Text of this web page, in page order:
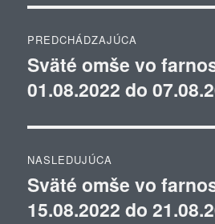
v
článku
PREDCHÁDZAJÚCA
Predchádzajúci
článok:
Sväté omše vo
01.08.2022 do
NASLEDUJÚCA
Ďalší
článok:
Sväté omše vo
15.08.2022 do